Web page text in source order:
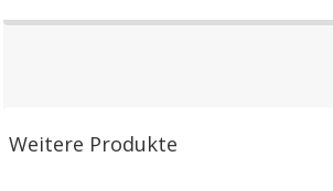
Weitere Produkte